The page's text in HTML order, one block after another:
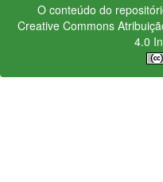
O conteúdo do
Creative Commons
4.0